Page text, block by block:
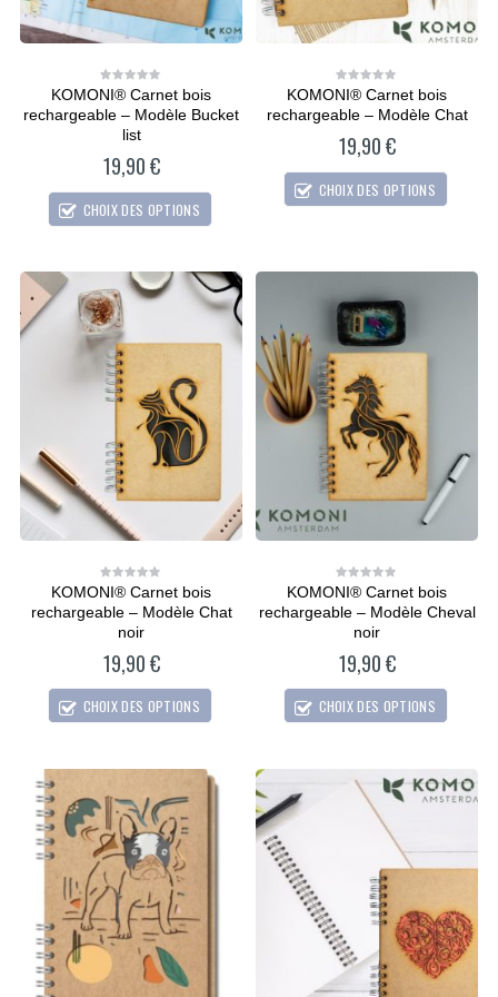
0
of
KOMONI® Carnet bois
rechargeable – Modèle Bucket
list
19,90€
CHOIX DES OPTIONS
0
of
KOMONI® Carnet bois
rechargeable – Modèle Chat
19,90€
CHOIX DES OPTIONS
0
of
KOMONI® Carnet bois
rechargeable – Modèle Chat
noir
19,90€
CHOIX DES OPTIONS
0
of
KOMONI® Carnet bois
rechargeable – Modèle Cheval
noir
19,90€
CHOIX DES OPTIONS